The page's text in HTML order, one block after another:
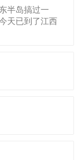
半岛搞过一
天已到了江西